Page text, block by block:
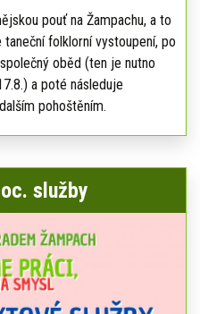
pouť na Žampachu, a to
folklorní vystoupení, po
oběd (ten je nutno
a poté následuje
pohoštěním.
služby